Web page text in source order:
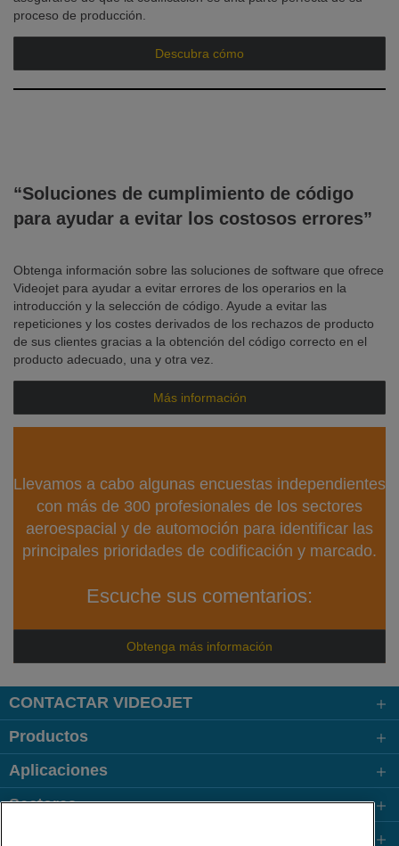
proceso de producción.
Descubra cómo
“Soluciones de cumplimiento de código
para ayudar a evitar los costosos errores”
Obtenga información sobre las soluciones de software que ofrece
Videojet para ayudar a evitar errores de los operarios en la
introducción y la selección de código. Ayude a evitar las
repeticiones y los costes derivados de los rechazos de producto
de sus clientes gracias a la obtención del código correcto en el
producto adecuado, una y otra vez.
Más información
Llevamos a cabo algunas encuestas independientes
con más de 300 profesionales de los sectores
aeroespacial y de automoción para identificar las
principales prioridades de codificación y marcado.
Escuche sus comentarios:
Obtenga más información
CONTACTAR VIDEOJET
Productos
Aplicaciones
Sectores